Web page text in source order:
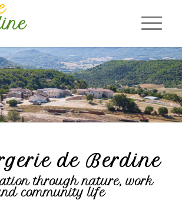
de Berdine
through nature, work
community life